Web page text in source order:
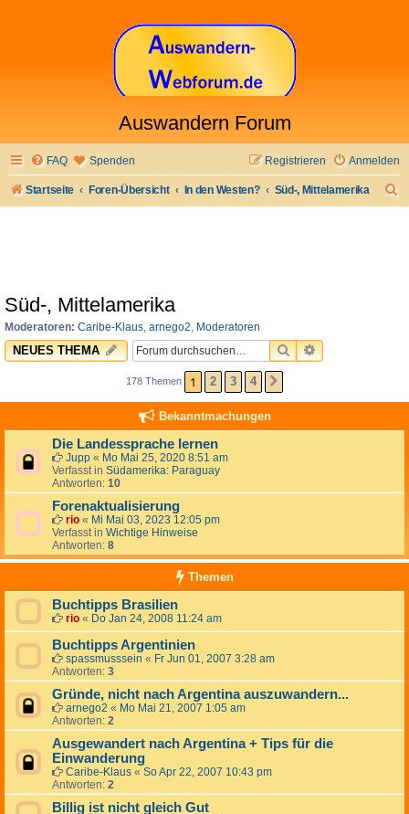
Auswandern Forum
FAQ Spenden Anmelden
Registrieren
Startseite Foren-Übersicht In den Westen? Süd-, Mittelamerika
Süd-, Mittelamerika
Moderatoren: Caribe-Klaus, arnego2, Moderatoren
NEUES THEMA SUCHEERWEITERTE
178 Themen 1 2 3 4
Bekanntmachungen
Die Landessprache lernen
Jupp « Mo Mai 25, 2020 8:51 am
Verfasst in Südamerika: Paraguay
Antworten: 10
Forenaktualisierung
rio « Mi Mai 03, 2023 12:05 pm
Verfasst in Wichtige Hinweise
Antworten: 8
Themen
Buchtipps Brasilien
rio « Do Jan 24, 2008 11:24 am
Buchtipps Argentinien
spassmusssein « Fr Jun 01, 2007 3:28 am
Antworten: 3
Gründe, nicht nach Argentina auszuwandern...
arnego2 « Mo Mai 21, 2007 1:05 am
Antworten: 2
Ausgewandert nach Argentina + Tips für die
Einwanderung
Caribe-Klaus « So Apr 22, 2007 10:43 pm
Antworten: 2
Billig ist nicht gleich Gut